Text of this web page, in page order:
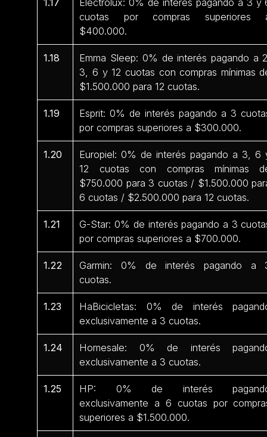
cuotas por compras superiores
$400.000.
1.18
Emma Sleep: 0% de interés pagando a
3, 6 y 12 cuotas con compras mínimas
$1.500.000 para 12 cuotas.
1.19
Esprit: 0% de interés pagando a 3
por compras superiores a $300.000.
1.20
Europiel: 0% de interés pagando a 3, 6
12 cuotas con compras mínimas
$750.000 para 3 cuotas / $1.500.000
6 cuotas / $2.500.000 para 12 cuotas.
1.21
G-Star: 0% de interés pagando a 3
por compras superiores a $700.000.
1.22
Garmin: 0% de interés pagando a
cuotas.
1.23
HaBicicletas: 0% de interés
exclusivamente a 3 cuotas.
1.24
Homesale: 0% de interés
exclusivamente a 3 cuotas.
1.25
HP: 0% de interés
exclusivamente a 6 cuotas por
superiores a $1.500.000.